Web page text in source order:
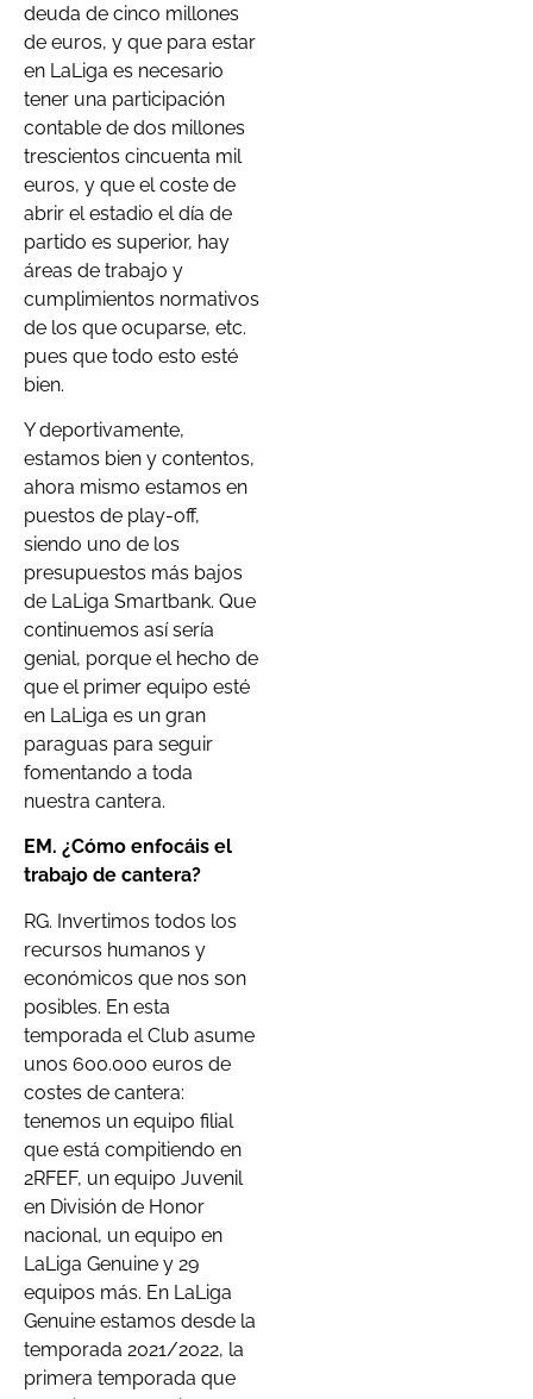
deuda de cinco millones
de euros, y que para estar
en LaLiga es necesario
tener una participación
contable de dos millones
trescientos cincuenta mil
euros, y que el coste de
abrir el estadio el día de
partido es superior, hay
áreas de trabajo y
cumplimientos normativos
de los que ocuparse, etc.
pues que todo esto esté
bien.
Y deportivamente,
estamos bien y contentos,
ahora mismo estamos en
puestos de play-off,
siendo uno de los
presupuestos más bajos
de LaLiga Smartbank. Que
continuemos así sería
genial, porque el hecho de
que el primer equipo esté
en LaLiga es un gran
paraguas para seguir
fomentando a toda
nuestra cantera.
EM. ¿Cómo enfocáis el
trabajo de cantera?
RG. Invertimos todos los
recursos humanos y
económicos que nos son
posibles. En esta
temporada el Club asume
unos 600.000 euros de
costes de cantera:
tenemos un equipo filial
que está compitiendo en
2RFEF, un equipo Juvenil
en División de Honor
nacional, un equipo en
LaLiga Genuine y 29
equipos más. En LaLiga
Genuine estamos desde la
temporada 2021/2022, la
primera temporada que